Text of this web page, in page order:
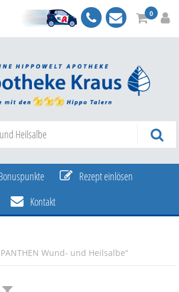
0
Rezept einlösen
Kontakt
Wund- und Heilsalbe“